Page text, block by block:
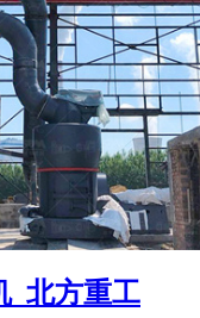
_北方重工